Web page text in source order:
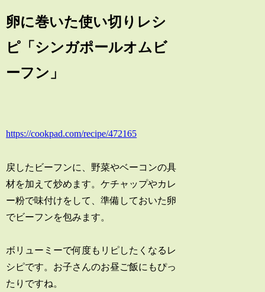
卵に巻いた使い切りレシ
ピ「シンガポールオムビ
ーフン」
https://cookpad.com/recipe/472165
戻したビーフンに、野菜やベーコンの具
材を加えて炒めます。ケチャップやカレ
ー粉で味付けをして、準備しておいた卵
でビーフンを包みます。
ボリューミーで何度もリピしたくなるレ
シピです。お子さんのお昼ご飯にもぴっ
たりですね。